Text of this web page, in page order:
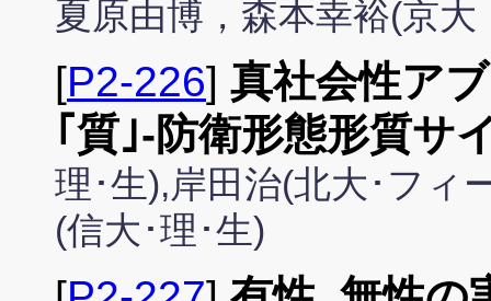
夏原由博，森本幸裕(京大
[P2-226] 真社会性ア
｢質｣-防衛形態形質サ
理･生),岸田治(北大･フィ
(信大･理･生)